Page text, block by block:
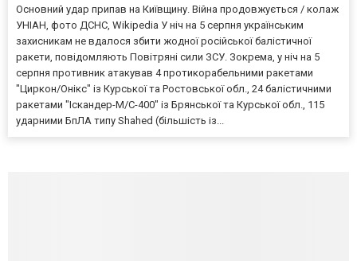
Основний удар припав на Київщину. Війна продовжується / колаж
УНІАН, фото ДСНС, Wikipedia У ніч на 5 серпня українським
захисникам не вдалося збити жодної російської балістичної
ракети, повідомляють Повітряні сили ЗСУ. Зокрема, у ніч на 5
серпня противник атакував 4 протикорабельними ракетами
"Циркон/Онікс" із Курської та Ростовської обл., 24 балістичними
ракетами "Іскандер-М/С-400" із Брянської та Курської обл., 115
ударними БпЛА типу Shahed (більшість із...